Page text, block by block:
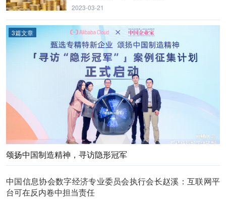
2023-03-21
3篇文章
颂扬中国制造精神，寻访隐形冠军
中国信息协会数字经济专业委员会执行会长赵溪：互联网平
台可在反内卷中担当责任